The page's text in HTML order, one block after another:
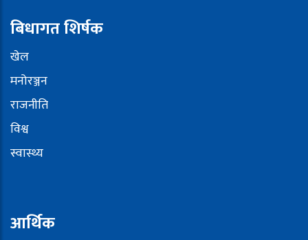
बिधागत शिर्षक
खेल
मनोरञ्जन
राजनीति
विश्व
स्वास्थ्य
आर्थिक